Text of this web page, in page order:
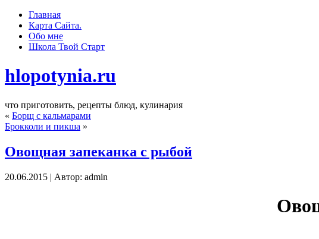
Главная
Карта Сайта.
Обо мне
Школа Твoй Старт
hlopotynia.ru
что приготовить, рецепты блюд, кулинария
« Борщ с кальмарами
Брокколи и пикша »
Овощная запеканка с рыбой
20.06.2015 | Автор: admin